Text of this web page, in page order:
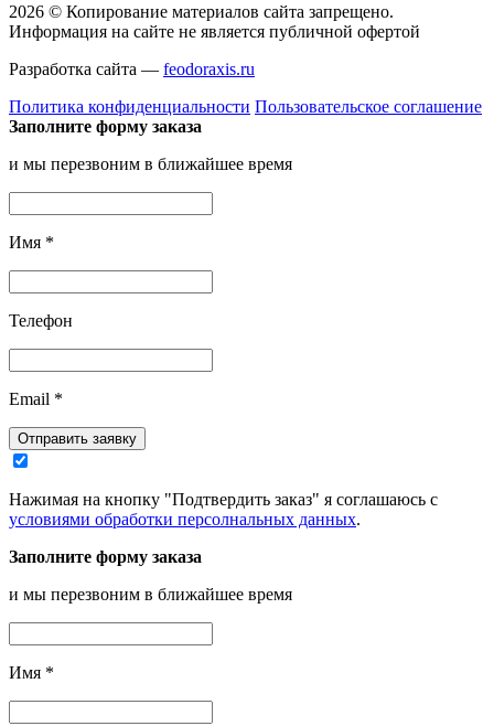
2026 © Копирование материалов сайта запрещено.
Информация на сайте не является публичной офертой
Разработка сайта — feodoraxis.ru
Политика конфиденциальности Пользовательское соглашение
Заполните форму заказа
и мы перезвоним в ближайшее время
Имя *
Телефон
Email *
Отправить заявку
Нажимая на кнопку "Подтвердить заказ" я соглашаюсь с
условиями обработки персолнальных данных.
Заполните форму заказа
и мы перезвоним в ближайшее время
Имя *